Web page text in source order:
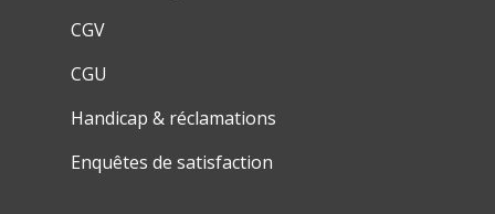
CGV
CGU
Handicap & réclamations
Enquêtes de satisfaction